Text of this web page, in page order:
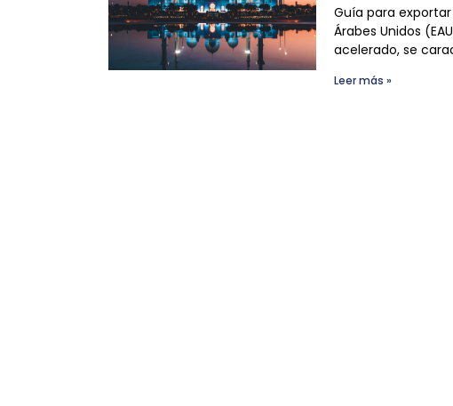
Guía para exportar
Árabes Unidos
acelerado, se
Leer más »